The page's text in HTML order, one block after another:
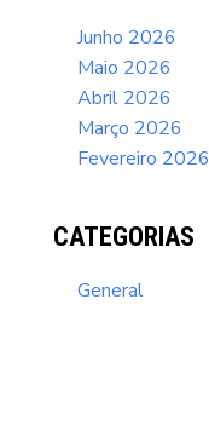
Junho 2026
Maio 2026
Abril 2026
Março 2026
Fevereiro 2026
CATEGORIAS
General